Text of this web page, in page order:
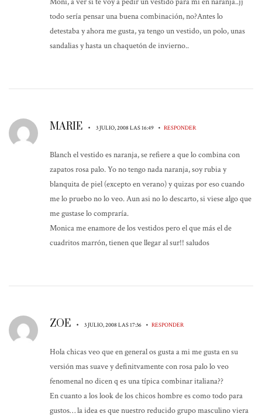
todo sería pensar una buena combinación, no?Antes lo
detestaba y ahora me gusta, ya tengo un vestido, un polo, unas
sandalias y hasta un chaquetón de invierno..
MARIE • 3 JULIO, 2008 LAS 16:49 • RESPONDER
Blanch el vestido es naranja, se refiere a que lo combina con
zapatos rosa palo. Yo no tengo nada naranja, soy rubia y
blanquita de piel (excepto en verano) y quizas por eso cuando
me lo pruebo no lo veo. Aun asi no lo descarto, si viese algo que
me gustase lo compraría.
Monica me enamore de los vestidos pero el que más el de
cuadritos marrón, tienen que llegar al sur!! saludos
ZOE • 3 JULIO, 2008 LAS 17:36 • RESPONDER
Hola chicas veo que en general os gusta a mi me gusta en su
versión mas suave y definitvamente con rosa palo lo veo
fenomenal no dicen q es una típica combinar italiana??
En cuanto a los look de los chicos hombre es como todo para
gustos… la idea es que nuestro reducido grupo masculino viera